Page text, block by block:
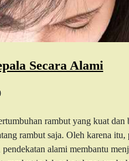
Secara Alami
rambut yang kuat dan
rambut saja. Oleh karena
alami membantu